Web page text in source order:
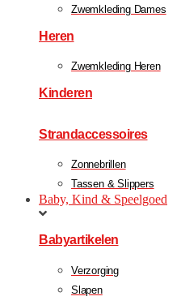
Zwemkleding Dames
Heren
Zwemkleding Heren
Kinderen
Strandaccessoires
Zonnebrillen
Tassen & Slippers
Baby, Kind & Speelgoed
Babyartikelen
Verzorging
Slapen